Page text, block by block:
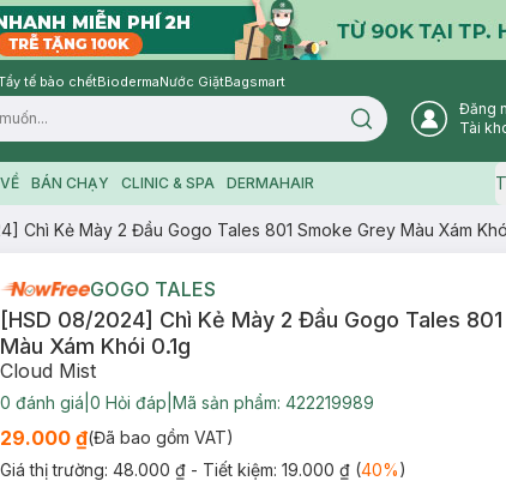
tế bào chếtBiodermaNước GiặtBagsmart
Search icon
Đăng
Tài
BÁN CHẠY CLINIC & SPA DERMAHAIR
Chì Kẻ Mày 2 Đầu Gogo Tales 801 Smoke Grey Màu Xám
GOGO TALES
[HSD 08/2024] Chì Kẻ Mày 2 Đầu Gogo Tales
Màu Xám Khói 0.1g
Cloud Mist
0 đánh giá 0 Hỏi đáp Mã sản phẩm: 422219989
29.000 ₫(Đã bao gồm VAT)
Giá thị trường: 48.000 ₫ - Tiết kiệm: 19.000 ₫(40%)